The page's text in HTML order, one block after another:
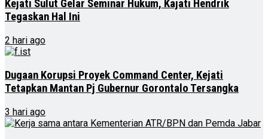
Kejati Sulut Gelar Seminar Hukum, Kajati Hendrik
Tegaskan Hal Ini
2 hari ago
Dugaan Korupsi Proyek Command Center, Kejati
Tetapkan Mantan Pj Gubernur Gorontalo Tersangka
3 hari ago